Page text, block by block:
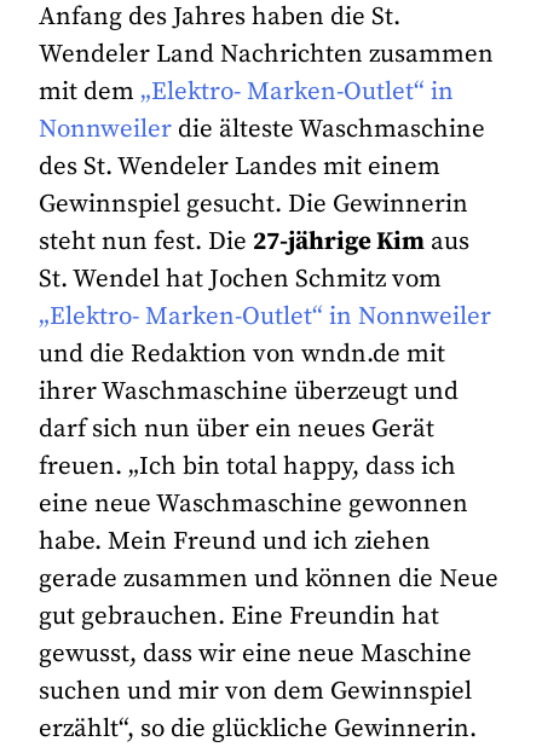
Anfang des Jahres haben die St.
Wendeler Land Nachrichten zusammen
mit dem „Elektro- Marken-Outlet“ in
Nonnweiler die älteste Waschmaschine
des St. Wendeler Landes mit einem
Gewinnspiel gesucht. Die Gewinnerin
steht nun fest. Die 27-jährige Kim aus
St. Wendel hat Jochen Schmitz vom
„Elektro- Marken-Outlet“ in Nonnweiler
und die Redaktion von wndn.de mit
ihrer Waschmaschine überzeugt und
darf sich nun über ein neues Gerät
freuen. „Ich bin total happy, dass ich
eine neue Waschmaschine gewonnen
habe. Mein Freund und ich ziehen
gerade zusammen und können die Neue
gut gebrauchen. Eine Freundin hat
gewusst, dass wir eine neue Maschine
suchen und mir von dem Gewinnspiel
erzählt“, so die glückliche Gewinnerin.